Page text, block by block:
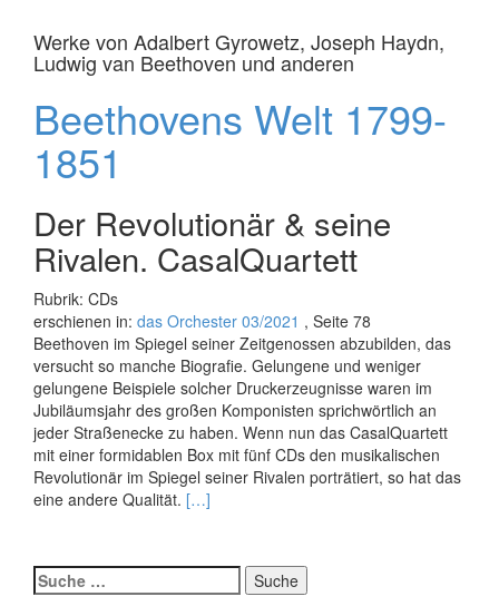
Richard
Wagner,
Amadeus
Mozart
und
Richard
Werke von Adalbert Gyrowetz, Joseph Haydn,
Ludwig van Beethoven und anderen
Beethovens Welt 1799-
1851
Der Revolutionär & seine
Rivalen. CasalQuartett
Rubrik: CDs
erschienen in: das Orchester 03/2021 , Seite 78
Beethoven im Spiegel seiner Zeitgenossen abzubilden, das
ver­sucht so manche Biografie. Gelun­gene und weniger
gelungene Bei­spiele solcher Druckerzeugnisse waren im
Jubiläumsjahr des großen Komponisten sprichwörtlich an
jeder Straßenecke zu haben. Wenn nun das CasalQuartett
mit einer formidablen Box mit fünf CDs den musikalischen
Revolutionär im Spiegel seiner Rivalen porträtiert, so hat das
eine andere Qualität. Read
Beethovens
Welt
[…]
Suche
nach: